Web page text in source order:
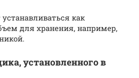
как
для хранения, например,
установленного в